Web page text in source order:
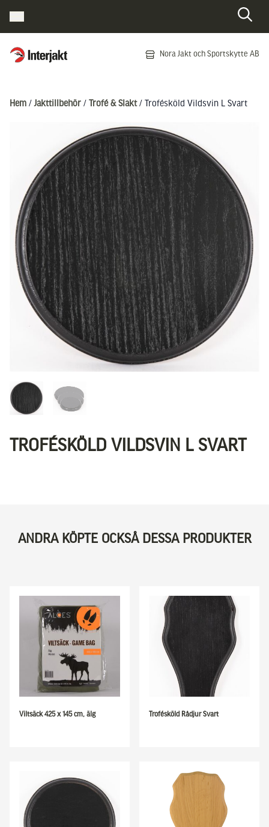
Interjakt SE Nora Jakt och Sportskytte AB
Hem /Jakttillbehör / Trofé & Slakt/ Trofésköld Vildsvin L Svart
TROFÉSKÖLD VILDSVIN L SVART
ANDRA KÖPTE OCKSÅ DESSA PRODUKTER
Viltsäck 425 x 145 cm, älg Trofésköld Rådjur Svart